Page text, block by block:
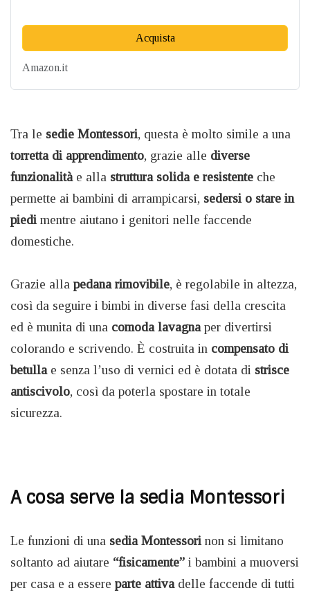
Acquista
Amazon.it
Tra le sedie Montessori, questa è molto simile a una
torretta di apprendimento, grazie alle diverse
funzionalitàe alla struttura solida e resistente che
permette ai bambini di arrampicarsi, sedersi o stare in
piedimentre aiutano i genitori nelle faccende
domestiche.
Grazie alla pedana rimovibile, è regolabile in altezza,
così da seguire i bimbi in diverse fasi della crescita
ed è munita di una comoda lavagnaper divertirsi
colorando e scrivendo. È costruita in compensato di
betullae senza l’uso di vernici ed è dotata di strisce
antiscivolo, così da poterla spostare in totale
sicurezza.
A cosa serve la sedia Montessori
Le funzioni di una sedia Montessorinon si limitano
soltanto ad aiutare “fisicamente” i bambini a muoversi
per casa e a essere parte attivadelle faccende di tutti